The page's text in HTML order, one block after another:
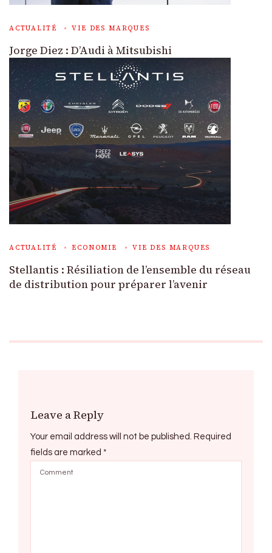
ACTUALITÉ VIE DES MARQUES
Jorge Diez : D’Audi à Mitsubishi
ACTUALITÉ ECONOMIE VIE DES MARQUES
Stellantis : Résiliation de l’ensemble du réseau
de distribution pour préparer l’avenir
Leave a Reply
Your email address will not be published. Required
fields are marked *